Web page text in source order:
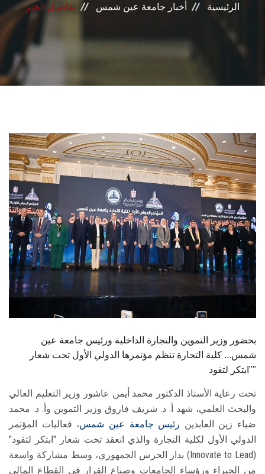
الأنظمة الذكية
الإعلام
تواصل معنا
هيئة التدريس
الدراسات العليا
الخريجين
الموظفون
الزائـرون
سجل الان
الرئيسية أخبار جامعة عين شمس تفاصيل الخبر
بحضور وزير التموين والتجارة الداخلية ورئيس جامعة عين
شمس... كلية التجارة تنظم مؤتمرها الدولي الأول تحت شعار
"ابتكر لتقود"
تحت رعاية الأستاذ الدكتور محمد أيمن عاشور وزير التعليم العالي
والبحث العلمي، شهد أ. د. شريف فاروق وزير التموين وأ. د. محمد
ضياء زين العابدين رئيس جامعة عين شمس، فعاليات المؤتمر
الدولي الأول لكلية التجارة والذي انعقد تحت شعار "ابتكر لتقود"
(Innovate to Lead) بدار الحرس الجمهوري، وسط مشاركة واسعة
من الخبراء ورؤساء الجامعات وصناع القرار في القطاع المالي